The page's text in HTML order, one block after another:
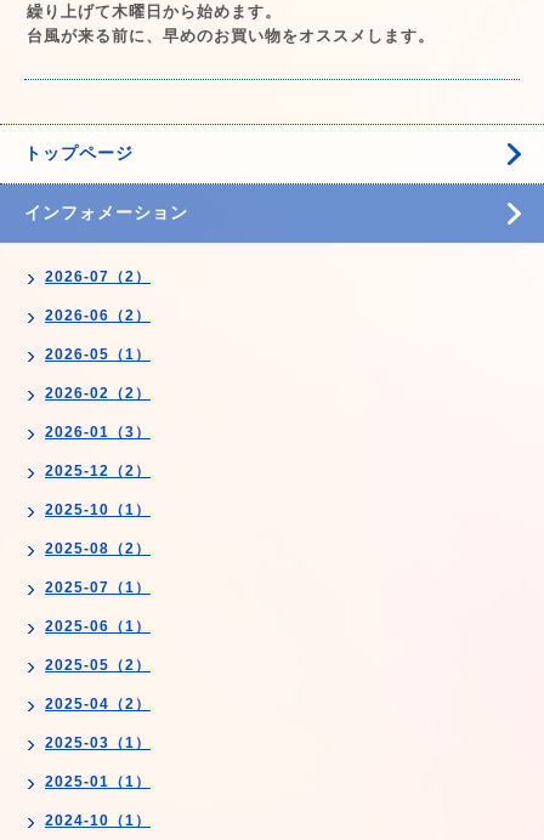
繰り上げて木曜日から始めます。
台風が来る前に、早めのお買い物をオススメします。
トップページ
インフォメーション
2026-07（2）
2026-06（2）
2026-05（1）
2026-02（2）
2026-01（3）
2025-12（2）
2025-10（1）
2025-08（2）
2025-07（1）
2025-06（1）
2025-05（2）
2025-04（2）
2025-03（1）
2025-01（1）
2024-10（1）